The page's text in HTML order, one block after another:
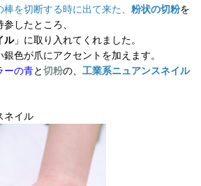
を切断する時に出て来た、 粉状の切粉を
したところ、
ル」に取り入れてくれました。
色が爪にアクセントを加えます。
ーの青と切粉の、 工業系ニュアンスネイル
ネイル